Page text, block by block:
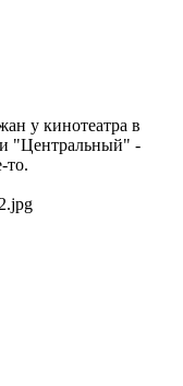
у кинотеатра в
"Центральный" -
то.